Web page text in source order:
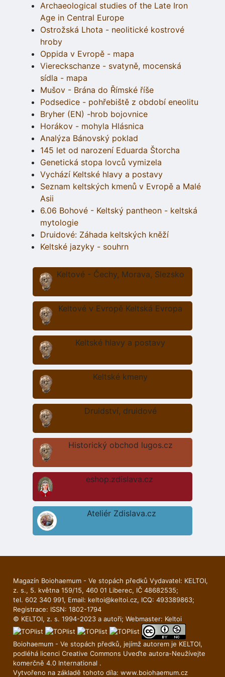
Archaeological studies of the Late Iron
Age in Central Europe
Ostrožská Lhota - neolitické kostrové
hroby
Oppida v Evropě - mapa
Viereckschanze - svatyně, mocenská
sídla - mapa
Mušov - Brána do Římské říše
Podsedice - pohřebiště z období eneolitu
Bryher (EN) -hrob bojovnice
Horákov - mohyla Hlásnica
Analýza Bánovský poklad
145 let od narození Eduarda Štorcha
Genetická stopa lovců vymizela
Vychází Keltské hlavy a postavy
Seznam keltských kmenů v Evropě a Malé
Asii
6.06 Bohové - Keltský pantheon - keltská
mytologie
Druidové: Záhada keltských kněží
Keltské jazyky - souhrn
Keltové - Čechy, Morava, Slezsko
Keltové v Evropě Keltská Evropa
Keltské hlavy a postavy
Keltské kmeny
Druidství, druidové
Historický obchod lugos.cz
eshop.zdislava.cz
Ateliér Zdislava.cz
Magazín Boiohaemum - Ve stopách předků Vydavatel: KELTOI,
z. s., 5. května 159/15, 460 01 Liberec, IČ 48682535;
tel. 602 340 991, Email: keltoi@keltoi.cz, ICQ: 493389863;
Registrace: ISSN: 1802-1794
© KELTOI, z. s. 1994-2023 a autoři; Webmaster: Keltoi
Boiohaemum - Ve stopách předků, jejímž autorem je KELTOI,
podléhá licenci Creative Commons Uveďte autora-Neuží­vejte
komerčně 4.0 International .
Vytvořeno na základě tohoto díla: www.boiohaemum.cz